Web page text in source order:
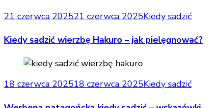
21 czerwca 202521 czerwca 2025Kiedy sadzić
Kiedy sadzić wierzbę Hakuro – jak pielęgnować?
18 czerwca 202518 czerwca 2025Kiedy sadzić